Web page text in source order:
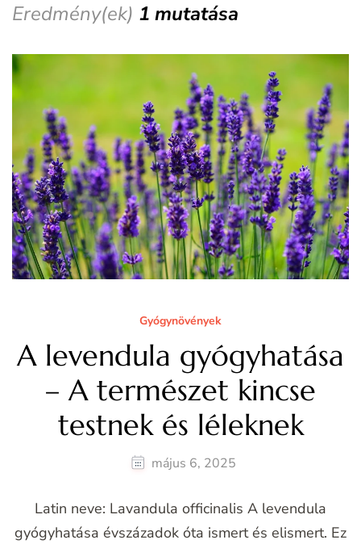
Eredmény(ek) 1 mutatása
Gyógynövények
A levendula gyógyhatása
– A természet kincse
testnek és léleknek
május 6, 2025
Latin neve: Lavandula officinalis A levendula
gyógyhatása évszázadok óta ismert és elismert. Ez